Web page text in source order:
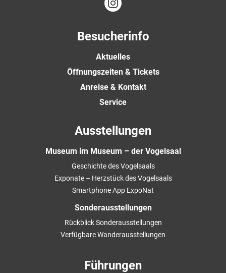
Besucherinfo
Aktuelles
Öffnungszeiten & Tickets
Anreise & Kontakt
Service
Ausstellungen
Museum im Museum – der Vogelsaal
Geschichte des Vogelsaals
Exponate – Herzstück des Vogelsaals
Smartphone App ExpoNat
Sonderausstellungen
Rückblick Sonderausstellungen
Verfügbare Wanderausstellungen
Führungen